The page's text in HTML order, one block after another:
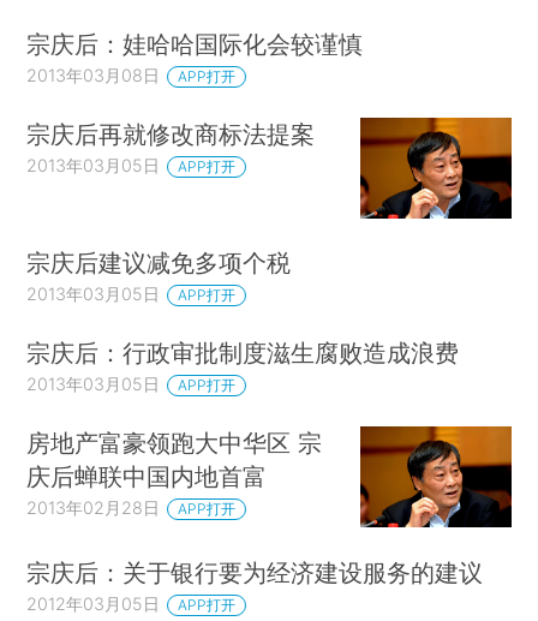
宗庆后：娃哈哈国际化会较谨慎
2013年03月08日 APP打开
宗庆后再就修改商标法提案
2013年03月05日 APP打开
宗庆后建议减免多项个税
2013年03月05日 APP打开
宗庆后：行政审批制度滋生腐败造成浪费
2013年03月05日 APP打开
房地产富豪领跑大中华区 宗
庆后蝉联中国内地首富
2013年02月28日 APP打开
宗庆后：关于银行要为经济建设服务的建议
2012年03月05日 APP打开